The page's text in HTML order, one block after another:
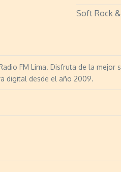
Soft Rock
FM Lima. Disfruta de la
digital desde el año 2009.